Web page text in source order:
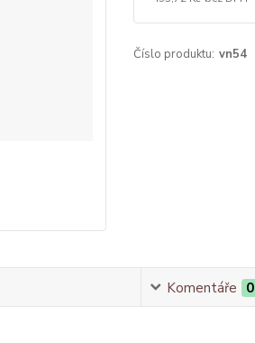
Číslo produktu: vn54
Komentáře 0